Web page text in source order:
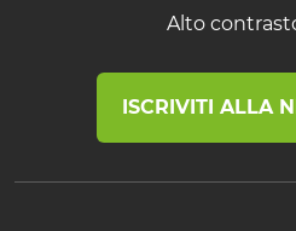
Alto
ISCRIVITI ALLA